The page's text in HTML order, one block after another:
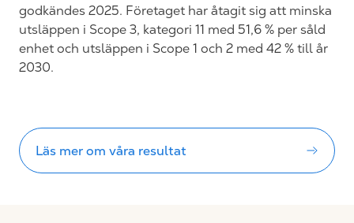
godkändes 2025. Företaget har åtagit sig att minska
utsläppen i Scope 3, kategori 11 med 51,6 % per såld
enhet och utsläppen i Scope 1 och 2 med 42 % till år
2030.
Läs mer om våra resultat